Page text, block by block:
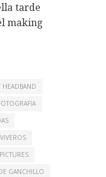
tarde
making
HEADBAND
PICTURES
GANCHILLO